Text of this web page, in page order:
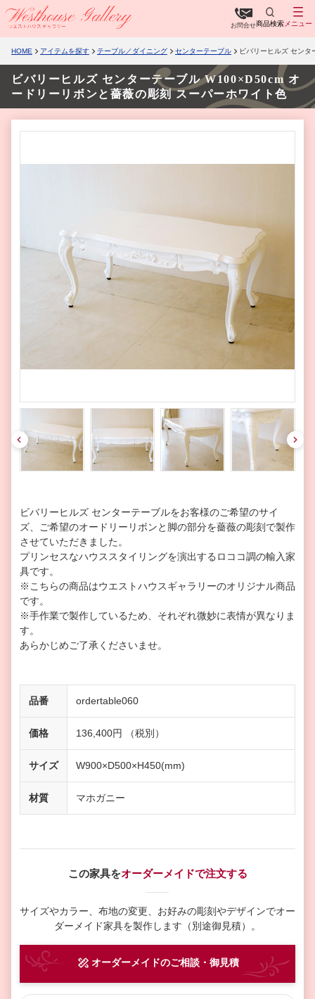
お問合せ商品検索 メニュー
HOME アイテムを探す テーブル／ダイニング センターテーブル ビバリーヒルズ セン
ビバリーヒルズ センターテーブル W100×D50cm オ
ードリーリボンと薔薇の彫刻 スーパーホワイト色
pre
v
nex
t
ビバリーヒルズ センターテーブルをお客様のご希望のサイ
ズ、ご希望のオードリーリボンと脚の部分を薔薇の彫刻で製作
させていただきました。
プリンセスなハウススタイリングを演出するロココ調の輸入家
具です。
※こちらの商品はウエストハウスギャラリーのオリジナル商品
です。
※手作業で製作しているため、それぞれ微妙に表情が異なりま
す。
あらかじめご了承くださいませ。
品番 ordertable060
価格 136,400円 （税別）
サイズ W900×D500×H450(mm)
材質 マホガニー
この家具をオーダーメイドで注文する
サイズやカラー、布地の変更、お好みの彫刻やデザインでオー
ダーメイド家具を製作します（別途御見積）。
オーダーメイドのご相談・御見積